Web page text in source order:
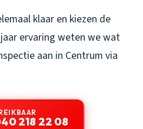
klaar en kiezen de
ervaring weten we wat
aan in Centrum via
218 22 08